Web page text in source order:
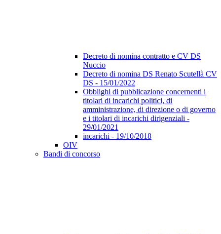
Decreto di nomina contratto e CV DS
Nuccio
Decreto di nomina DS Renato Scutellà CV
DS - 15/01/2022
Obblighi di pubblicazione concernenti i
titolari di incarichi politici, di
amministrazione, di direzione o di governo
e i titolari di incarichi dirigenziali -
29/01/2021
incarichi - 19/10/2018
OIV
Bandi di concorso